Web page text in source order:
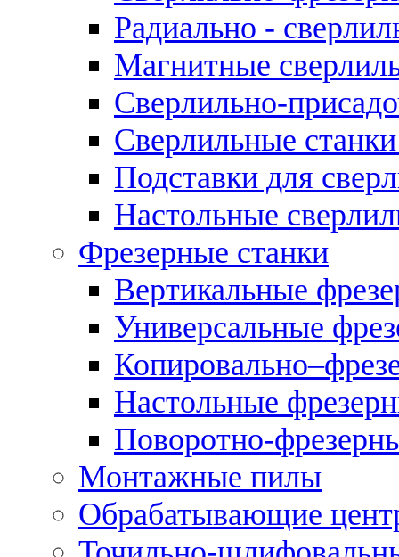
Радиально -
Магнитные
Сверлильно-
Сверлильные
Подставки для
Настольные
Фрезерные станки
Вертикальные
Универсальные
Настольные
Поворотно-
Монтажные пилы
Обрабатывающие